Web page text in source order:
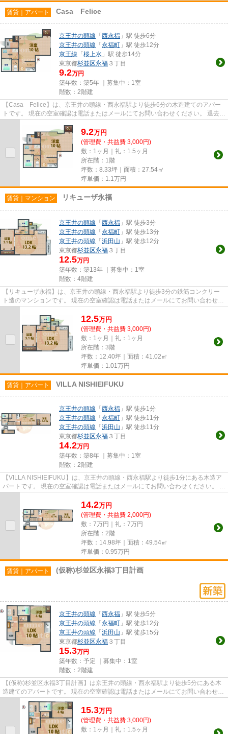
賃貸｜アパート Casa Felice
京王井の頭線 「 西永福 」駅 徒歩6分
京王井の頭線 「 永福町 」駅 徒歩12分
京王線 「 桜上水 」駅 徒歩14分
東京都杉並区永福 ３丁目
9.2万円
築年数：築5年 ｜募集中： 1室
階数：2階建
【Casa Felice】は、京王井の頭線・西永福駅より徒歩6分の木造建てのアパー
トです。 現在の空室確認は電話またはメールにてお問い合わせください。 退去前
9.2万円
(管理費・共益費 3,000円)
敷：1ヶ月｜礼：1.5ヶ月
所在階：1階
坪数：8.33坪｜面積：27.54㎡
坪単価： 1.1万円
賃貸｜マンション リキューザ永福
京王井の頭線 「 西永福 」駅 徒歩3分
京王井の頭線 「 永福町 」駅 徒歩13分
京王井の頭線 「 浜田山 」駅 徒歩12分
東京都杉並区永福 ３丁目
12.5万円
築年数：築13年 ｜募集中： 1室
階数：4階建
【リキューザ永福】は、京王井の頭線・西永福駅より徒歩3分の鉄筋コンクリー
ト造のマンションです。 現在の空室確認は電話またはメールにてお問い合わせく
12.5万円
(管理費・共益費 3,000円)
敷：1ヶ月｜礼：1ヶ月
所在階：3階
坪数：12.40坪｜面積：41.02㎡
坪単価： 1.01万円
賃貸｜アパート VILLA NISHIEIFUKU
京王井の頭線 「 西永福 」駅 徒歩1分
京王井の頭線 「 永福町 」駅 徒歩11分
京王井の頭線 「 浜田山 」駅 徒歩11分
東京都杉並区永福 ３丁目
14.2万円
築年数：築8年 ｜募集中： 1室
階数：2階建
【VILLA NISHIEIFUKU】は、京王井の頭線・西永福駅より徒歩1分にある木造ア
パートです。 現在の空室確認は電話またはメールにてお問い合わせください。 退
14.2万円
(管理費・共益費 2,000円)
敷：7万円｜礼：7万円
所在階：2階
坪数：14.98坪｜面積：49.54㎡
坪単価： 0.95万円
賃貸｜アパート (仮称)杉並区永福3丁目計画
京王井の頭線 「 西永福 」駅 徒歩5分
京王井の頭線 「 永福町 」駅 徒歩12分
京王井の頭線 「 浜田山 」駅 徒歩15分
東京都杉並区永福 ３丁目
15.3万円
築年数：予定 ｜募集中： 1室
階数：2階建
【(仮称)杉並区永福3丁目計画】は京王井の頭線・西永福駅より徒歩5分にある木
造建てのアパートです。 現在の空室確認は電話またはメールにてお問い合わせく
ださい。 退去前情報を含め...
15.3万円
(管理費・共益費 3,000円)
敷：1ヶ月｜礼：1.5ヶ月